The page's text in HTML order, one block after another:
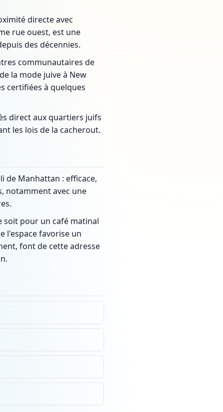
directe avec
rue ouest, est une
des décennies.
communautaires de
la mode juive à New
certifiées à quelques
direct aux quartiers juifs
les lois de la cacherout.
de Manhattan : efficace,
notamment avec une
soit pour un café matinal
l'espace favorise un
font de cette adresse